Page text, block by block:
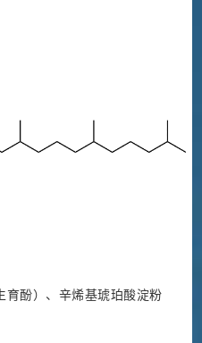
育酚）、辛烯基琥珀酸淀粉